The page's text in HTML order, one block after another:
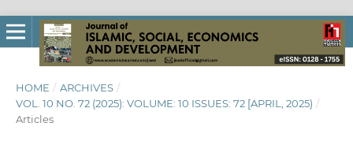
HOME / ARCHIVES /
VOL. 10 NO. 72 (2025): VOLUME: 10 ISSUES: 72 [APRIL, 2025) /
Articles